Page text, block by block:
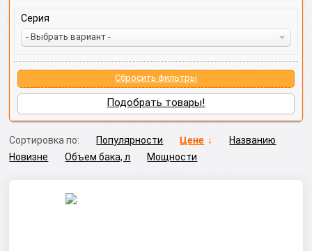
Серия
- Выбрать вариант -
Подобрать товары!
Сбросить фильтры
Сортировка по: Популярности Цене
Названию
Новизне
Объем бака, л Мощности